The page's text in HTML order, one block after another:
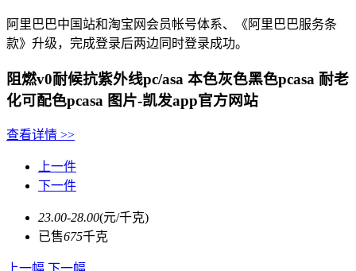
阿里巴巴中国站和淘宝网会员帐号体系、《阿里巴巴服务条
款》升级，完成登录后两边同时登录成功。
阻燃v0耐候抗紫外线pc/asa 本色灰色黑色pcasa 耐老
化可配色pcasa 图片-凯发app官方网站
查看详情 >>
上一件
下一件
23.00-28.00(元/千克)
已售675千克